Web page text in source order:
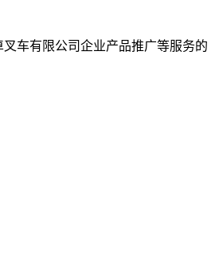
叉车有限公司企业产品推广等服务的